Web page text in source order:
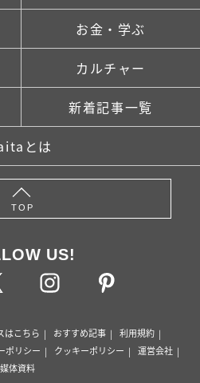
お金・学ぶ
カルチャー
新着記事一覧
とは
TOP
US!
はこちら おすすめ記事
利用規約
ポリシー クッキーポリシー
運営会社
媒体資料